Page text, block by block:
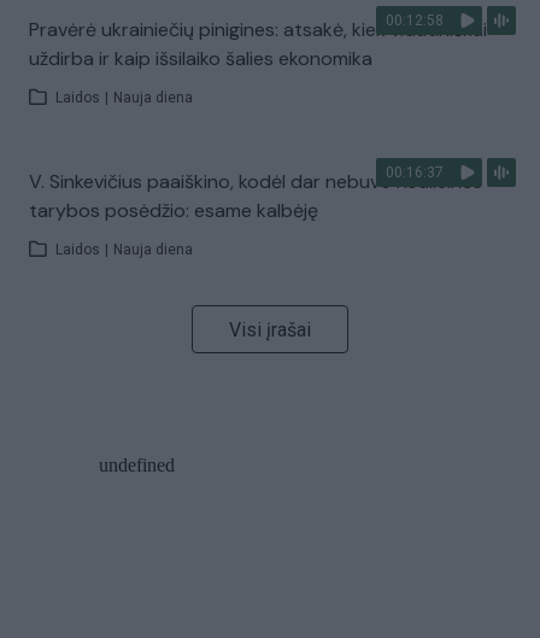
00:12:58
Pravėrė ukrainiečių pinigines: atsakė, kiek vidutiniškai
uždirba ir kaip išsilaiko šalies ekonomika
Laidos Nauja diena
00:16:37
V. Sinkevičius paaiškino, kodėl dar nebuvo Koalicinės
tarybos posėdžio: esame kalbėję
Laidos Nauja diena
Visi įrašai